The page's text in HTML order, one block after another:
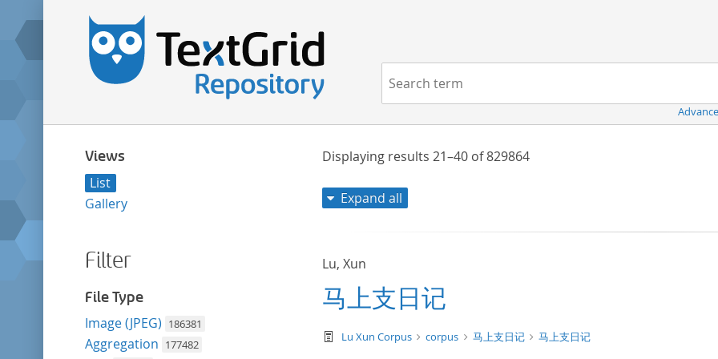
Navigation
Views
List
Gallery
Filter
File Type
Image (JPEG) 186381
Aggregation 177482
Displaying results 21–40of829864
Expand all
Lu, Xun
马上支日记
text/tg.work+xml
Lu Xun Corpus corpus 马上支日记 马上支日记